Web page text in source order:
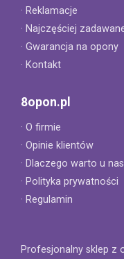
· Reklamacje
· Najczęściej
· Gwarancja na opony
· Kontakt
8opon.pl
· O firmie
· Opinie klientów
· Dlaczego warto u
· Polityka prywatności
· Regulamin
Profesjonalny sklep z